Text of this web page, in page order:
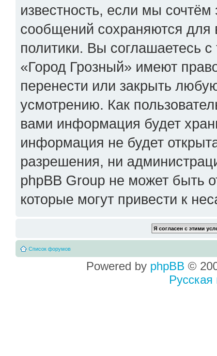
известность, если мы
сообщений сохраняются для
политики. Вы соглашаетесь
«Город Грозный» имеют
перенести или закрыть
усмотрению. Как
вами информация будет
информация не будет
разрешения, ни
phpBB Group не может быть
которые могут привести к
Список форумов
Powered by phpBB ©